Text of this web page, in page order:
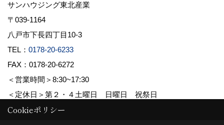
3.お客様の家づくりに関するご提案
4.必要に応じてお客様へのご連絡
サンハウジング東北産業
〒039-1164
八戸市下長四丁目10-3
TEL： 0178-20-6233
FAX：0178-20-6272
＜営業時間＞8:30~17:30
＜定休日＞第２・４土曜日 日曜日 祝祭日
Cookieポリシー